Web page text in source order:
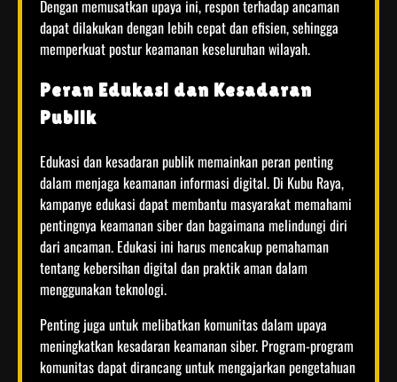
Dengan memusatkan upaya ini, respon terhadap ancaman
dapat dilakukan dengan lebih cepat dan efisien, sehingga
memperkuat postur keamanan keseluruhan wilayah.
Peran Edukasi dan Kesadaran
Publik
Edukasi dan kesadaran publik memainkan peran penting
dalam menjaga keamanan informasi digital. Di Kubu Raya,
kampanye edukasi dapat membantu masyarakat memahami
pentingnya keamanan siber dan bagaimana melindungi diri
dari ancaman. Edukasi ini harus mencakup pemahaman
tentang kebersihan digital dan praktik aman dalam
menggunakan teknologi.
Penting juga untuk melibatkan komunitas dalam upaya
meningkatkan kesadaran keamanan siber. Program-program
komunitas dapat dirancang untuk mengajarkan pengetahuan